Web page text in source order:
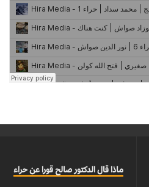
ماذا قال الدكتور صالح قورا عن حراء